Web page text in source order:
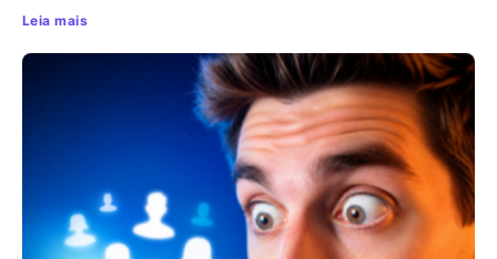
Leia mais